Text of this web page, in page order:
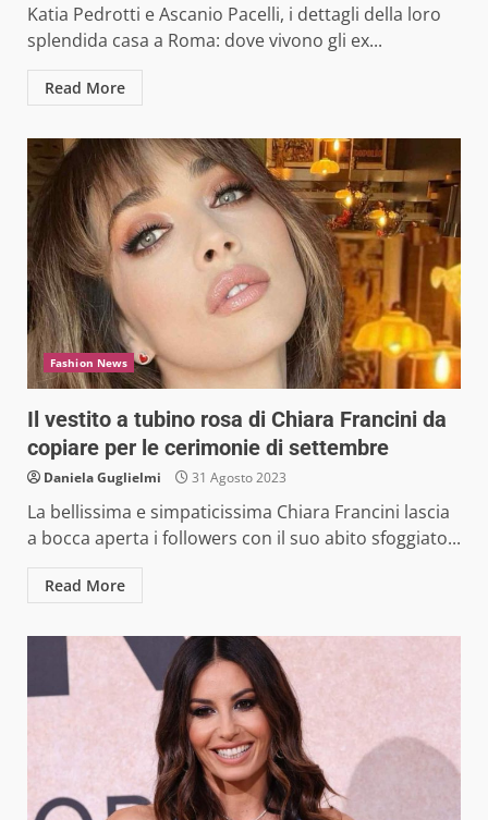
Katia Pedrotti e Ascanio Pacelli, i dettagli della loro
splendida casa a Roma: dove vivono gli ex...
Read More
Fashion News
Il vestito a tubino rosa di Chiara Francini da
copiare per le cerimonie di settembre
Daniela Guglielmi 31 Agosto 2023
La bellissima e simpaticissima Chiara Francini lascia
a bocca aperta i followers con il suo abito sfoggiato...
Read More